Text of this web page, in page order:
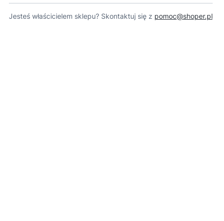
Jesteś właścicielem sklepu? Skontaktuj się z pomoc@shoper.pl